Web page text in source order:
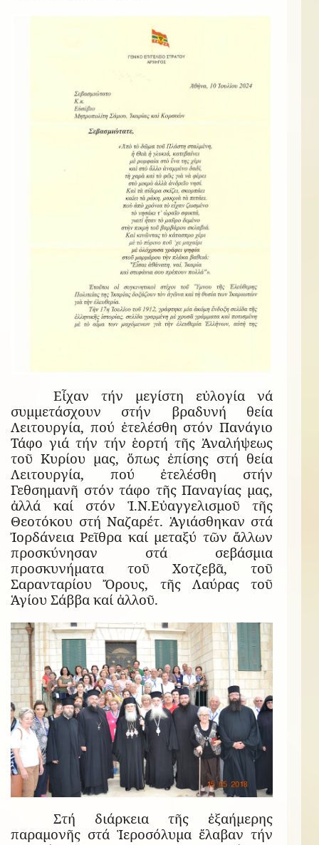
Εἶχαν τήν μεγίστη εὐλογία νά
συμμετάσχουν στήν βραδυνή θεία
Λειτουργία, πού ἐτελέσθη στόν Πανάγιο
Τάφο γιά τήν τήν ἑορτή τῆς Ἀναλήψεως
τοῦ Κυρίου μας, ὅπως ἐπίσης στή θεία
Λειτουργία, πού ἐτελέσθη στήν
Γεθσημανῆ στόν τάφο τῆς Παναγίας μας,
ἀλλά καί στόν Ἱ.Ν.Εὐαγγελισμοῦ τῆς
Θεοτόκου στή Ναζαρέτ. Ἁγιάσθηκαν στά
Ἰορδάνεια Ρεῖθρα καί μεταξύ τῶν ἄλλων
προσκύνησαν στά σεβάσμια
προσκυνήματα τοῦ Χοτζεβᾶ, τοῦ
Σαρανταρίου Ὄρους, τῆς Λαύρας τοῦ
Ἁγίου Σάββα καί ἀλλοῦ.
Στή διάρκεια τῆς ἐξαήμερης
παραμονῆς στά Ἱεροσόλυμα ἔλαβαν τήν